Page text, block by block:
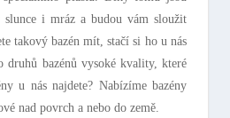
slunce i mráz a budou vám sloužit
takový bazén mít, stačí si ho u nás
druhů bazénů vysoké kvality, které
u nás najdete? Nabízíme bazény
nad povrch a nebo do země.